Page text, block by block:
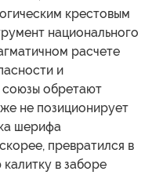
крестовым
национального
расчете
и
союзы обретают
не позиционирует
шерифа
превратился в
в заборе